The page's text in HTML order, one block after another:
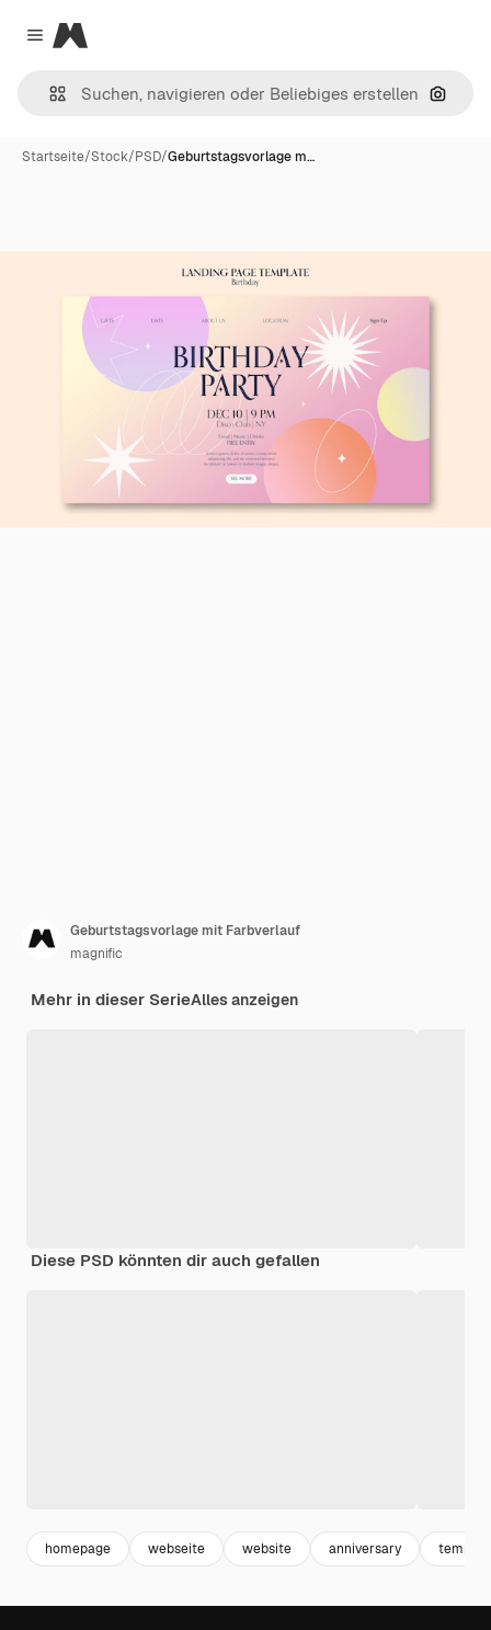
Close menu
Magnific
Nach
Startseite/Stock/PSD/Geburtstagsvorlage m…
Geburtstagsvorlage mit Farbverlauf
magnific
Mehr in dieser SerieAlles anzeigen
Diese PSD könnten dir auch gefallen
homepage webseite website anniversary